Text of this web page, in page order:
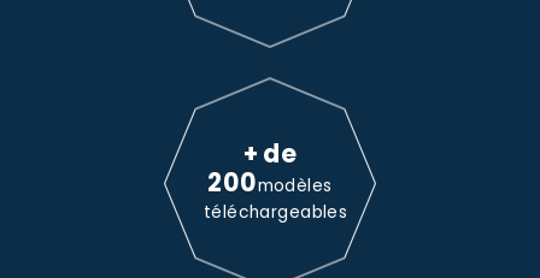
+ de
200modèles
téléchargeables